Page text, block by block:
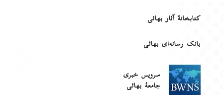
کتابخانهٔ آثار بهائی
بانک رسانه‌ای بهائی
سرویس خبری
جامعۀ بهائی